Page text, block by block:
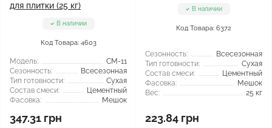
для плитки (25 кг)
В наличии
Код Товара: 4603
Модель:
CM-11
Сезонность:
Всесезонная
Тип готовности:
Сухая
Состав смеси:
Цементный
Фасовка:
Мешок
347.31 грн
В наличии
Код Товара: 6372
Сезонность:
Всесезонная
Тип готовности:
Сухая
Состав смеси:
Цементный
Фасовка:
Мешок
Вес:
25 кг
223.84 грн